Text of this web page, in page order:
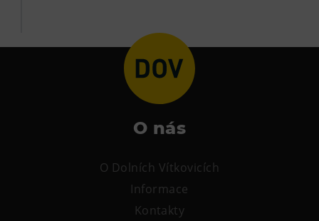
O nás
O Dolních Vítkovicích
Informace
Kontakty